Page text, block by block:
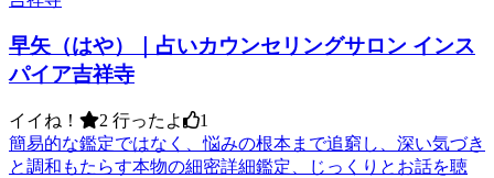
早矢（はや）｜占いカウンセリングサロン インス
パイア吉祥寺
イイね！ 2 行ったよ
1
簡易的な鑑定ではなく、悩みの根本まで追窮し、深い気づき
と調和もたらす本物の細密詳細鑑定、じっくりとお話を聴